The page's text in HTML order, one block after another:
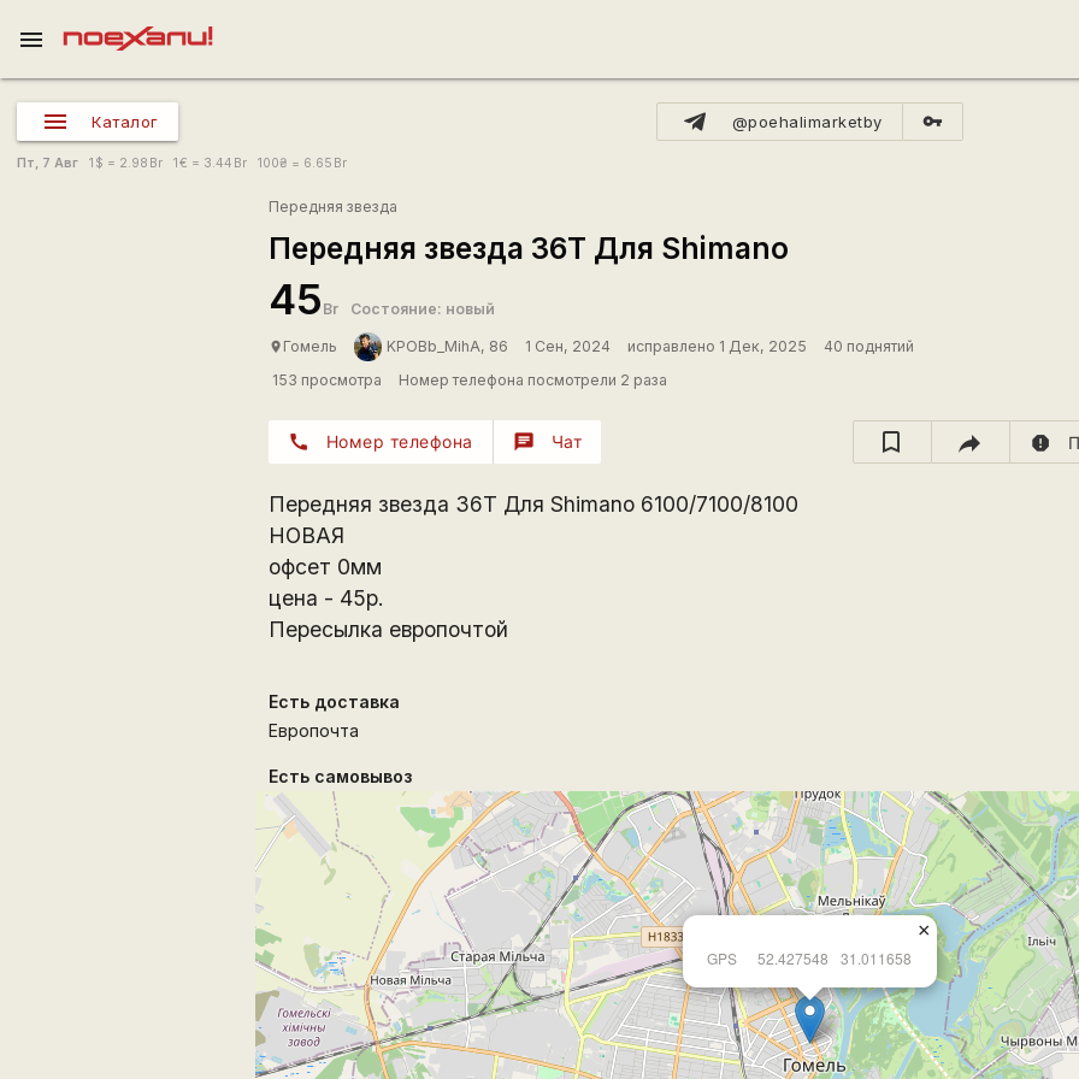
menu
Каталог @poehalimarketby vpn_key
Пт, 7 Авг 1 $ = 2.98 Br 1€ = 3.44 Br 100₴ = 6.65 Br
Передняя звезда
Передняя звезда 36Т Для Shimano
45 Br Состояние: новый
place Гомель KPOBb_MihA, 86 1 Сен, 2024 исправлено 1 Дек, 2025
40 поднятий
153 просмотра
Номер телефона посмотрели 2 раза
call Номер телефона chat Чат report
Передняя звезда 36Т Для Shimano 6100/7100/8100
НОВАЯ
офсет 0мм
цена - 45р.
Пересылка европочтой
Есть доставка
Европочта
Есть самовывоз
GPS 52.427548 31.011658
×